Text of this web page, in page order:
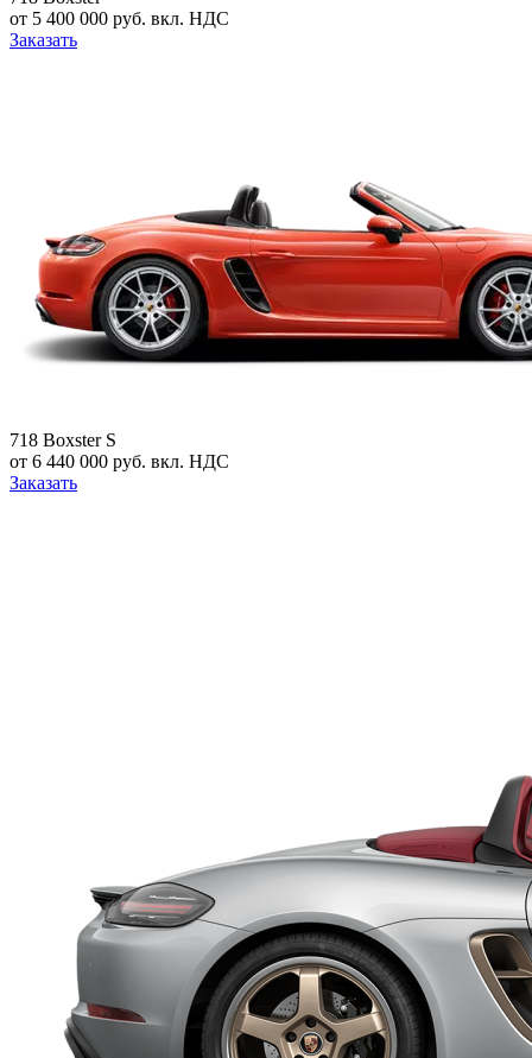
от 5 400 000 руб. вкл. НДС
Заказать
718 Boxster S
от 6 440 000 руб. вкл. НДС
Заказать